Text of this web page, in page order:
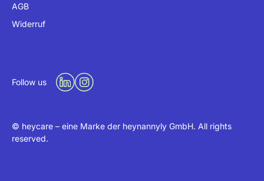
AGB
Widerruf
© heycare – eine Marke der heynannyly GmbH. All rights
reserved.
Follow us